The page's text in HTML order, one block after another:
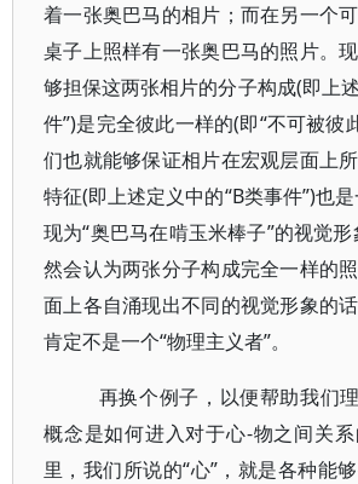
着一张奥巴马的相片；而在另一个
桌子上照样有一张奥巴马的照片。
够担保这两张相片的分子构成(即上
件”)是完全彼此一样的(即“不可被彼
们也就能够保证相片在宏观层面上
特征(即上述定义中的“B类事件”)也
现为“奥巴马在啃玉米棒子”的视觉
然会认为两张分子构成完全一样的
面上各自涌现出不同的视觉形象的
肯定不是一个“物理主义者”。
再换个例子，以便帮助我们
概念是如何进入对于心-物之间关
里，我们所说的“心”，就是各种能